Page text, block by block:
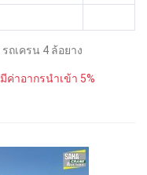
ถเครน 4 ล้อยาง
มีค่าอากรนำเข้า 5%